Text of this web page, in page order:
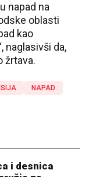
napad na
oblasti
kao
naglasivši da,
žrtava.
NAPAD
i desnica